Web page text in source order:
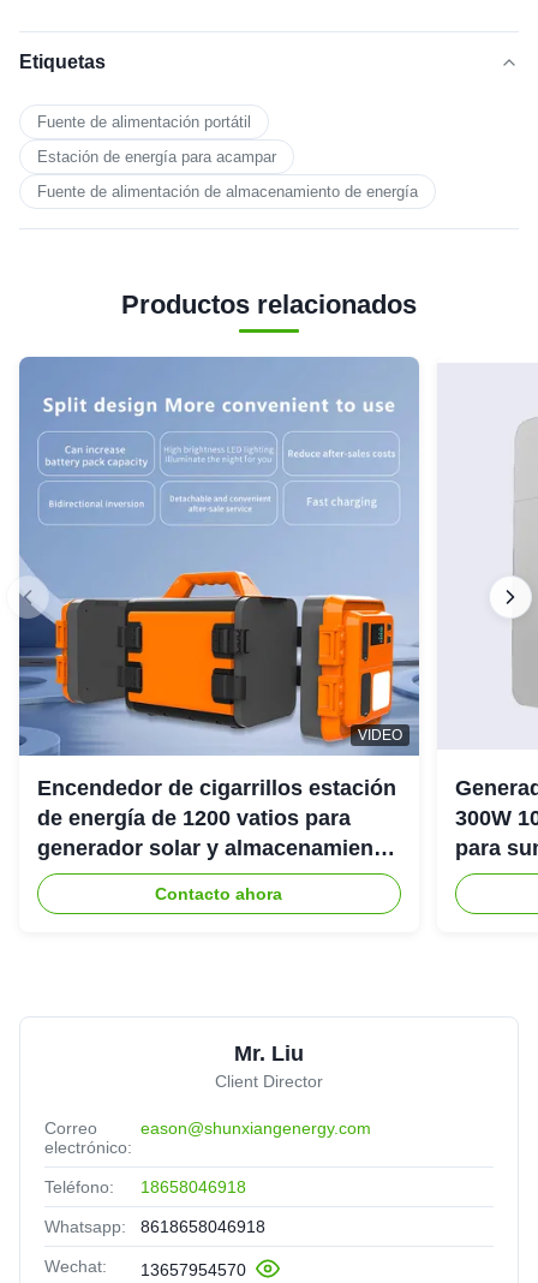
Etiquetas
Fuente de alimentación portátil
Estación de energía para acampar
Fuente de alimentación de almacenamiento de energía
Productos relacionados
VIDEO
Encendedor de cigarrillos estación
de energía de 1200 vatios para
generador solar y almacenamiento
de energía
Contacto ahora
300W
para
Mr. Liu
Client Director
Correo
electrónico:
eason@shunxiangenergy.com
Teléfono: 18658046918
Whatsapp: 8618658046918
Wechat: 13657954570